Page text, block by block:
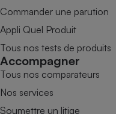
Commander une parution
Appli Quel Produit
Tous nos tests de produits
Accompagner
Tous nos comparateurs
Nos services
Soumettre un litige